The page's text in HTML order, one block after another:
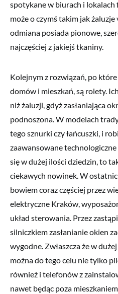
spotykane w biurach i
może o czymś takim jak
odmiana posiada pionowe,
najczęściej z jakiejś tkaniny.
Kolejnym z rozwiązań, po
domów i mieszkań, są rolety.
niż żaluzji, gdyż zasłaniająca
podnoszona. W modelach
tego sznurki czy łańcuszki, i
zaawansowane
się w dużej ilości dziedzin, to
ciekawych nowinek. W
bowiem coraz częściej przez
elektryczne Kraków,
układ sterowania. Przez
silniczkiem zasłanianie okien
wygodne. Zwłaszcza że w
można do tego celu nie tylko
również i telefonów z
nawet będąc poza